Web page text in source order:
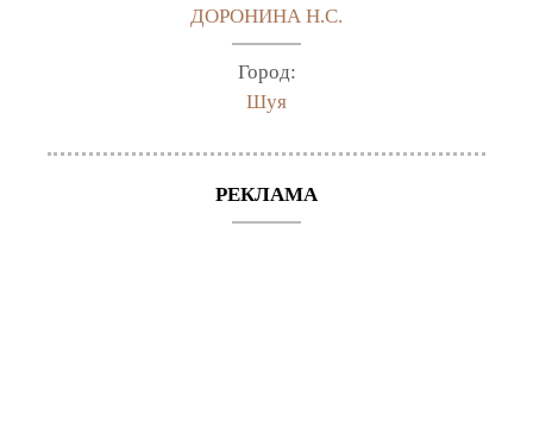
ДОРОНИНА Н.С.
Город:
Шуя
РЕКЛАМА